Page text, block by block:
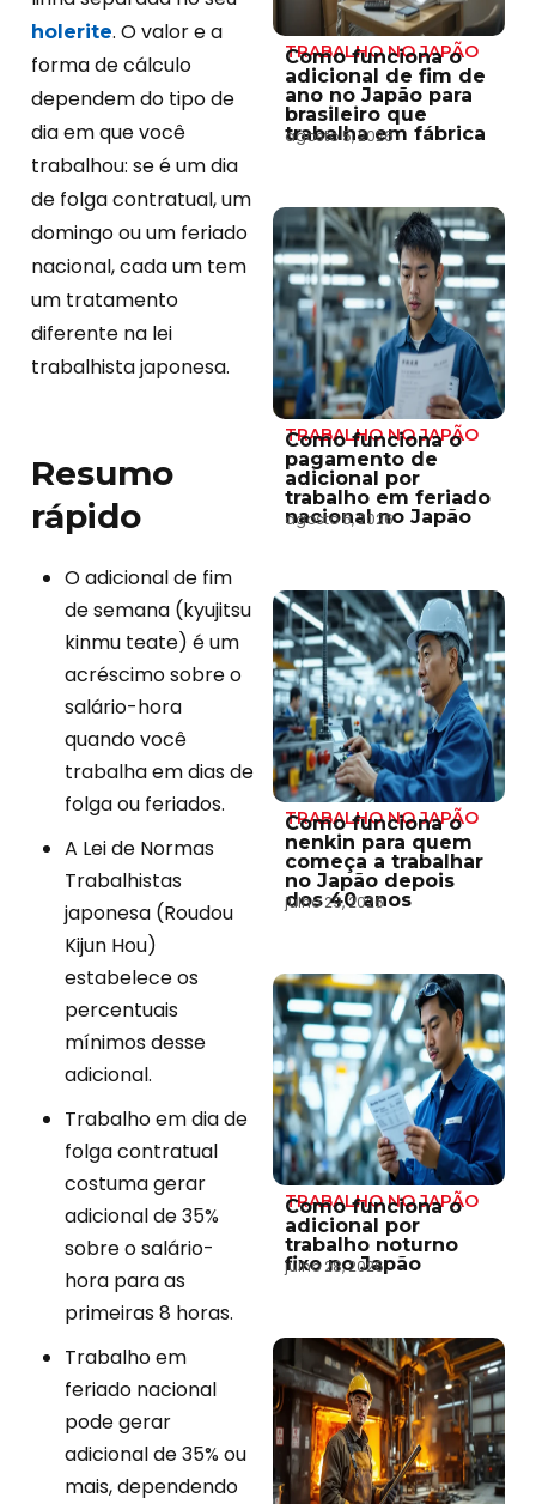
holerite. O valor e a
forma de cálculo
dependem do tipo de
dia em que você
trabalhou: se é um dia
de folga contratual, um
domingo ou um feriado
nacional, cada um tem
um tratamento
diferente na lei
trabalhista japonesa.
Resumo
rápido
O adicional de fim
de semana (kyujitsu
kinmu teate) é um
acréscimo sobre o
salário-hora
quando você
trabalha em dias de
folga ou feriados.
A Lei de Normas
Trabalhistas
japonesa (Roudou
Kijun Hou)
estabelece os
percentuais
mínimos desse
adicional.
Trabalho em dia de
folga contratual
costuma gerar
adicional de 35%
sobre o salário-
hora para as
primeiras 8 horas.
Trabalho em
feriado nacional
pode gerar
adicional de 35% ou
mais, dependendo
TRABALHO NO JAPÃO
Como funciona o
adicional de fim de
ano no Japão para
brasileiro que
trabalha em fábrica
agosto 5, 2026
TRABALHO NO JAPÃO
Como funciona o
pagamento de
adicional por
trabalho em feriado
nacional no Japão
agosto 5, 2026
TRABALHO NO JAPÃO
Como funciona o
nenkin para quem
começa a trabalhar
no Japão depois
dos 40 anos
julho 29, 2026
TRABALHO NO JAPÃO
Como funciona o
adicional por
trabalho noturno
fixo no Japão
julho 28, 2026